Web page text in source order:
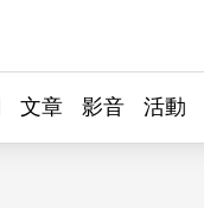
文章 影音 活動